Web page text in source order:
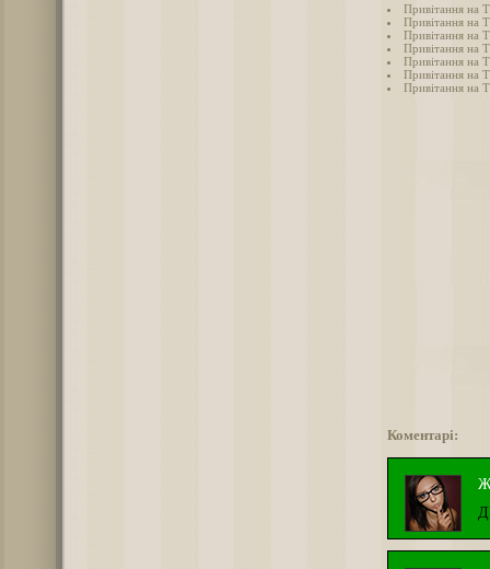
Привітання на
Привітання на
Привітання на
Привітання на
Привітання на
Привітання на
Привітання на
Коментарі: